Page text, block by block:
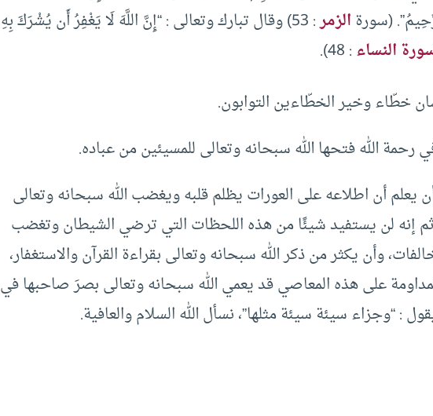
(سورةالزمر
: 53) وقال تبارك وتعالى : “إِنَّ اللَّهَ لَا يَغْفِرُ أَن يُشْرَكَ بِهِ
النساء: 48).
خطّاء وخير الخطّاءين التوابون.
رحمة الله فتحها الله سبحانه وتعالى للمسيئين من عباده.
يعلم أن اطلاعه على العورات يظلم قلبه ويغضب الله سبحانه وتعالى
ثم إنه لن يستفيد شيئًا من هذه اللحظات التي ترضي الشيطان وتغضب
وأن يكثر من ذكر الله سبحانه وتعالى بقراءة القرآن والاستغفار،
على هذه المعاصي قد يعمي الله سبحانه وتعالى بصرَ صاحبها في
: “وجزاء سيئة سيئة مثلها”، نسأل الله السلام والعافية.